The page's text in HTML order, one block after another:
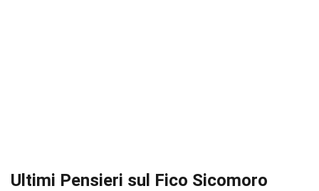
Ultimi Pensieri sul Fico Sicomoro